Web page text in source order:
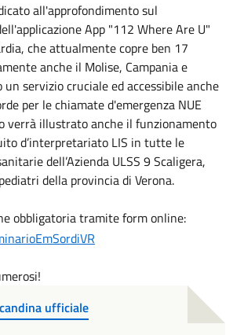
all'approfondimento sul
App "112 Where Are U"
che attualmente copre ben 17
anche il Molise, Campania e
un servizio cruciale ed accessibile anche
per le chiamate d'emergenza NUE
verrà illustrato anche il funzionamento
d’interpretariato LIS in tutte le
dell’Azienda ULSS 9 Scaligera,
della provincia di Verona.
obbligatoria tramite form online:
ufficiale